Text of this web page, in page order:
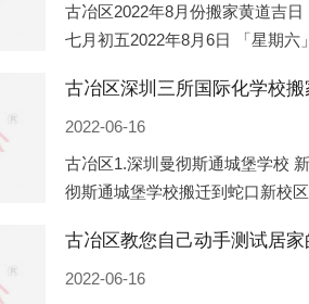
古冶区2022年8月份搬家黄道吉
七月初五2022年8月6日 「星期六
2022-06-16
古冶区1.深圳曼彻斯通城堡学校
彻斯通城堡学校搬迁到蛇口新校
正式并入蛇口外籍
古冶区教您自己动手测试居家
2022-06-16